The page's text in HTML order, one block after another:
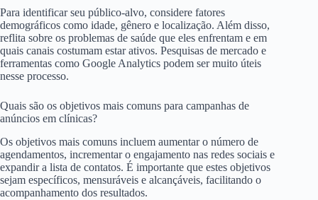
Para identificar seu público-alvo, considere fatores
demográficos como idade, gênero e localização. Além disso,
reflita sobre os problemas de saúde que eles enfrentam e em
quais canais costumam estar ativos. Pesquisas de mercado e
ferramentas como Google Analytics podem ser muito úteis
nesse processo.
Quais são os objetivos mais comuns para campanhas de
anúncios em clínicas?
Os objetivos mais comuns incluem aumentar o número de
agendamentos, incrementar o engajamento nas redes sociais e
expandir a lista de contatos. É importante que estes objetivos
sejam específicos, mensuráveis e alcançáveis, facilitando o
acompanhamento dos resultados.